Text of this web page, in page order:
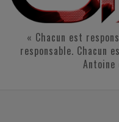
« Chacun est
responsable. Chacun
Antoine